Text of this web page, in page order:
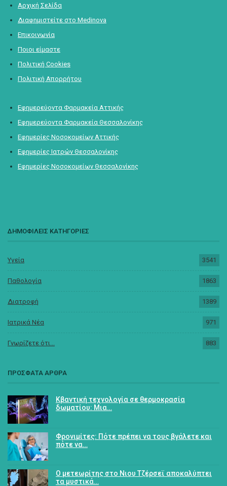
Αρχική Σελίδα
Διαφημιστείτε στο Medinova
Επικοινωνία
Ποιοι είμαστε
Πολιτική Cookies
Πολιτική Απορρήτου
Εφημερεύοντα Φαρμακεία Αττικής
Εφημερεύοντα Φαρμακεία Θεσσαλονίκης
Εφημερίες Νοσοκομείων Αττικής
Εφημερίες Ιατρών Θεσσαλονίκης
Εφημερίες Νοσοκομείων Θεσσαλονίκης
ΔΗΜΟΦΙΛΕΙΣ ΚΑΤΗΓΟΡΙΕΣ
Υγεία 3541
Παθολογία 1863
Διατροφή 1389
Ιατρικά Νέα 971
Γνωρίζετε ότι... 883
ΠΡΟΣΦΑΤΑ ΑΡΘΡΑ
Κβαντική τεχνολογία σε θερμοκρασία
δωματίου: Μια…
Φρονιμίτες: Πότε πρέπει να τους βγάλετε και
πότε να…
Ο μετεωρίτης στο Νιου Τζέρσεϊ αποκαλύπτει
τα μυστικά…